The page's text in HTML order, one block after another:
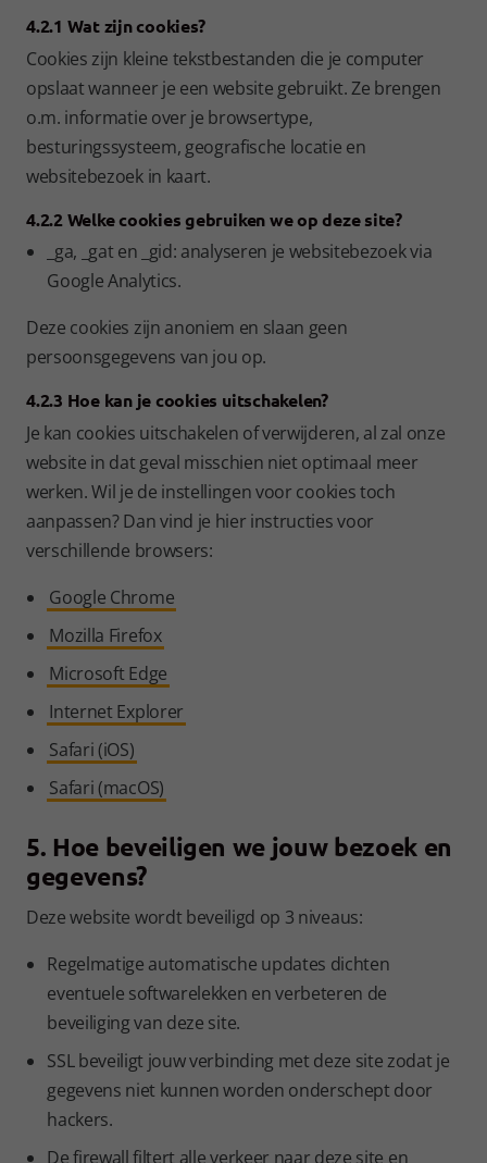
4.2.1 Wat zijn cookies?
Cookies zijn kleine tekstbestanden die je computer
opslaat wanneer je een website gebruikt. Ze brengen
o.m. informatie over je browsertype,
besturingssysteem, geografische locatie en
websitebezoek in kaart.
4.2.2 Welke cookies gebruiken we op deze site?
_ga, _gat en _gid: analyseren je websitebezoek via
Google Analytics.
Deze cookies zijn anoniem en slaan geen
persoonsgegevens van jou op.
4.2.3 Hoe kan je cookies uitschakelen?
Je kan cookies uitschakelen of verwijderen, al zal onze
website in dat geval misschien niet optimaal meer
werken. Wil je de instellingen voor cookies toch
aanpassen? Dan vind je hier instructies voor
verschillende browsers:
Google Chrome
Mozilla Firefox
Microsoft Edge
Internet Explorer
Safari (iOS)
Safari (macOS)
5. Hoe beveiligen we jouw bezoek en
gegevens?
Deze website wordt beveiligd op 3 niveaus:
Regelmatige automatische updates dichten
eventuele softwarelekken en verbeteren de
beveiliging van deze site.
SSL beveiligt jouw verbinding met deze site zodat je
gegevens niet kunnen worden onderschept door
hackers.
De firewall filtert alle verkeer naar deze site en